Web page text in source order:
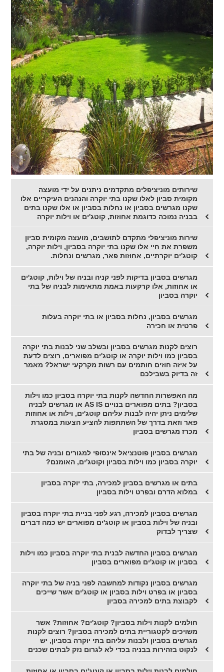
שירותים מוניציפלים מתקדמים ניתנים על ידי מועצה
מקומית סביון לאלו שקנו בתי יוקרה והנהנים העיקריים אלו
שקנו מגרשים בסביון או נחלות בסביון או אלו שקנו בתים
בבניה נמוכה כדוגמת אחוזות, קוטג'ים או וילות יוקרה
שירות מוניציפלי מתקדם לתושבים, מועצה מקומית סביון
משפרת את חיי אלו שקנו בתי יוקרה בסביון, וילות יוקרה,
קוטג'ים יוקרתיים, אחוזות פאר, מגרשים ונחלות.
מגרשים בסביון בדיקות לפני קניה ובניה של וילות, קוטג'ים
או אחוזות, אלו קרקעות באמת מתאימות לבניה של בתי
יוקרה בסביון
מגרשים בסביון, נחלות בסביון או בתי יוקרה בעלות
פרטית או חכירה
רוצים לקנות מגרשים בסביון ובשלב שני לבנות בתי יוקרה
בסביון כמו וילות יוקרה או קוטג'ים מפוארים, רוצים לדעת
על איזה חוזים חותמים עם רשות מקרקעי ישראל? מאמר
זה בדיוק בשבילכם
מה האפשרות החדשה לקנות בתי יוקרה בסביון כמו וילות
בסביון? בתים מפוארים בנויים AS IS או מגרשים לבניה
שלימים ניתן יהיה לבנות עליהם קוטג'ים, וילות או אחוזות
פאר וזאת בדרך של השתתפות להציע הצעות במסגרת
מכרז מגרשים בסביון
מגרשים בסביון פוטנציאל אינסופי למגורים ובניה של בתי
יוקרה בסביון כמו וילות בסביון וקוטג'ים, האומנם?
בתים או מגרשים בסביון למכירה, בתי יוקרה בסביון
במלוא הדרם ובפרט וילות בסביון
מגרשים בסביון למכירה, רגע לפני בניית בתי יוקרה בסביון
ובניה של וילות בסביון או קוטג'ים מפוארים יש כמה דברים
שצריך לבדוק
מגרשים בסביון החדשה לבנית בתי יוקרה בסביון כמו וילות
בסביון או קוטג'ים מפוארים בסביון
מגרשים בסביון נקודות למחשבה לפני בניה של בתי יוקרה
בסביון או בפרט וילות בסביון או קוטג'ים אשר שייכים
לקבוצת בתים למכירה בסביון
חולמים לקנות וילות בסביון? קוטג'ים? אחוזות? אשר
משויכים לקטגוריית בתים למכירה בסביון? רוצים לקנות
מגרשים בסביון ולבנות עליהם בתי יוקרה בסביון, יש
לנקוט בזהירות בבניה בכדי לא לגרום נזק לבתים שכנים